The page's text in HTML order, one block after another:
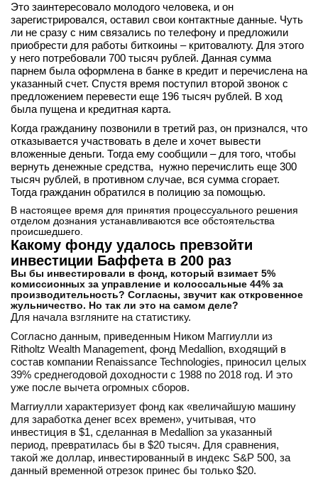
Это заинтересовало молодого человека, и он
зарегистрировался, оставил свои контактные данные. Чуть
ли не сразу с ним связались по телефону и предложили
приобрести для работы биткоины – критовалюту. Для этого
у него потребовали 700 тысяч рублей. Данная сумма
парнем была оформлена в банке в кредит и перечислена на
указанный счет. Спустя время поступил второй звонок с
предложением перевести еще 196 тысяч рублей. В ход
была пущена и кредитная карта.
Когда гражданину позвонили в третий раз, он признался, что
отказывается участвовать в деле и хочет вывести
вложенные деньги. Тогда ему сообщили – для того, чтобы
вернуть денежные средства, нужно перечислить еще 300
тысяч рублей, в противном случае, вся сумма сгорает.
Тогда гражданин обратился в полицию за помощью.
В настоящее время для принятия процессуального решения
отделом дознания устанавливаются все обстоятельства
происшедшего.
Какому фонду удалось превзойти
инвестиции Баффета в 200 раз
Вы бы инвестировали в фонд, который взимает 5%
комиссионных за управление и колоссальные 44% за
производительность? Согласны, звучит как откровенное
жульничество. Но так ли это на самом деле?
Для начала взгляните на статистику.
Согласно данным, приведенным Ником Маггиулли из
Ritholtz Wealth Management, фонд Medallion, входящий в
состав компании Renaissance Technologies, приносил целых
39% среднегодовой доходности с 1988 по 2018 год. И это
уже после вычета огромных сборов.
Маггиулли характеризует фонд как «величайшую машину
для заработка денег всех времен», учитывая, что
инвестиция в $1, сделанная в Medallion за указанный
период, превратилась бы в $20 тысяч. Для сравнения,
такой же доллар, инвестированный в индекс S&P 500, за
данный временной отрезок принес бы только $20.